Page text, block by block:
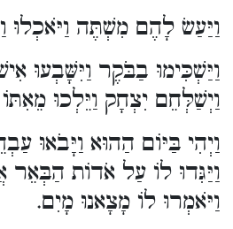
וַיַּעַשׂ לָהֶם מִשְׁתֶּה וַיֹּאכְלוּ
וַיַּשְׁכִּימוּ בַבֹּקֶר וַיִּשָּׁבְעוּ
וַיְשַׁלְּחֵם יִצְחָק וַיֵּלְכוּ
וַיְהִי בַּיּוֹם הַהוּא וַיָּבֹאוּ
וַיַּגִּדוּ לוֹ עַל אֹדוֹת
וַיֹּאמְרוּ לוֹ מָצָאנוּ מָיִם.